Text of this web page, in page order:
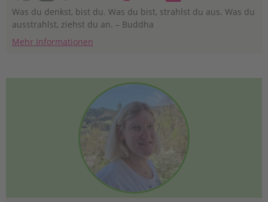
Was du denkst, bist du. Was du bist, strahlst du aus. Was du
ausstrahlst, ziehst du an. – Buddha
Mehr Informationen